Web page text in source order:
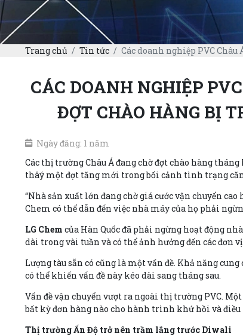
Trang chủ Tin tức Các doanh nghiệp PVC
CÁC DOANH NGHIỆP
ĐỢT CHÀO HÀNG BỊ
Ngày đăng: 1 năm
Các thị trường Châu Á đang chờ đợt chào hàng
thâý một đợt tăng mới trong bối cảnh tình trạng
“Nhà sản xuất lớn đang chờ giá cước vận chuyển cao
Chem có thể dẫn đến việc nhà máy của họ phải
LG Chem của Hàn Quốc đã phải ngừng hoạt động
dài trong vài tuần và có thể ảnh hưởng đến các đơn
Lượng tàu sẵn có cũng là một vấn đề. Khả năng
có thể khiến vấn đề này kéo dài sang tháng sau.
Vấn đề vận chuyển vượt ra ngoài thị trường PVC.
bất kỳ đơn hàng nào cho hành trình khứ hồi và
Thị trường Ấn Độ trở nên trầm lắng trước Diwali